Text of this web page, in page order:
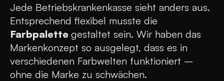
Jede Betriebskrankenkasse sieht anders aus.
Entsprechend flexibel musste die
Farbpalette gestaltet sein. Wir haben das
Markenkonzept so ausgelegt, dass es in
verschiedenen Farbwelten funktioniert –
ohne die Marke zu schwächen.